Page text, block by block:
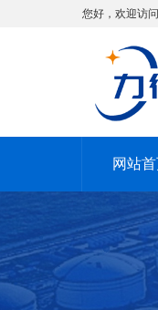
您好，欢迎访
网站